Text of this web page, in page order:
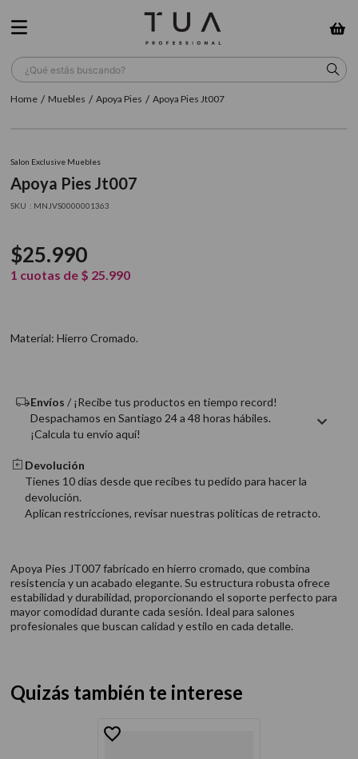
¿Qué estás buscando?
Muebles Apoya Pies Apoya Pies Jt007
Salon Exclusive Muebles
Apoya Pies Jt007
: MNJVS0000001363
$25.990
1 cuotas de $ 25.990
Material: Hierro Cromado.
Envíos / ¡Recibe tus productos en tiempo record!
Despachamos en Santiago 24 a 48 horas hábiles.
¡Calcula tu envío aquí!
Devolución
Tienes 10 días desde que recibes tu pedido para hacer la
devolución.
Aplican restricciones, revisar nuestras politicas de retracto.
Apoya Pies JT007 fabricado en hierro cromado, que combina
resistencia y un acabado elegante. Su estructura robusta ofrece
estabilidad y durabilidad, proporcionando el soporte perfecto para
mayor comodidad durante cada sesión. Ideal para salones
profesionales que buscan calidad y estilo en cada detalle.
Quizás también te interese
TÉRMINOS MÁS BUSCADOS
5. cepillo
6. gama
8. loreal
10 .